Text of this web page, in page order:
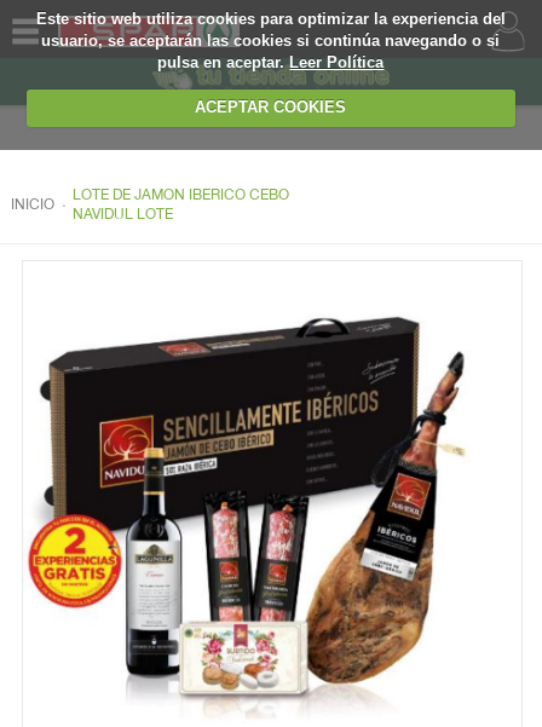
Este sitio web utiliza cookies para optimizar la experiencia del
usuario, se aceptarán las cookies si continúa navegando o si
pulsa en aceptar.Leer Política
ACEPTAR COOKIES
SOMOS
OFERTAS
INICIO .
LOTE DE JAMON IBERICO CEBO
NAVIDUL LOTE